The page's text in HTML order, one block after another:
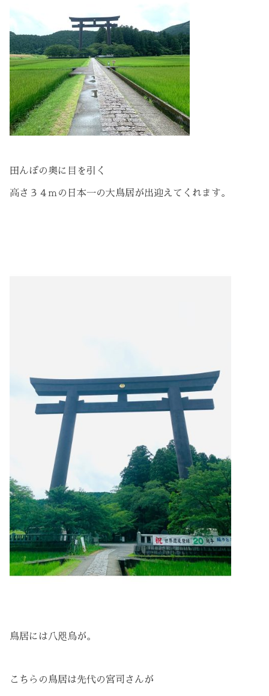
田んぼの奥に目を引く
高さ３４ｍの日本一の大鳥居が出迎えてくれます。
鳥居には八咫烏が。
こちらの鳥居は先代の宮司さんが